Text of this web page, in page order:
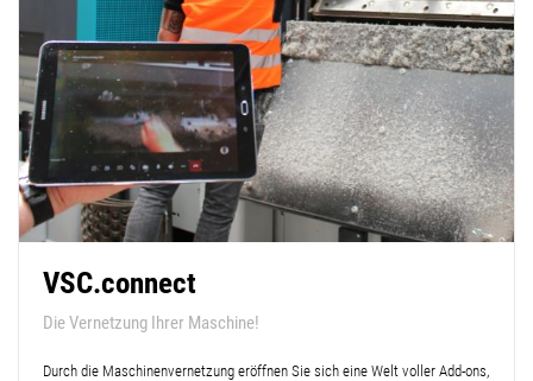
VSC.connect
Die Vernetzung Ihrer Maschine!
Durch die Maschinenvernetzung eröffnen Sie sich eine Welt voller Add-ons,